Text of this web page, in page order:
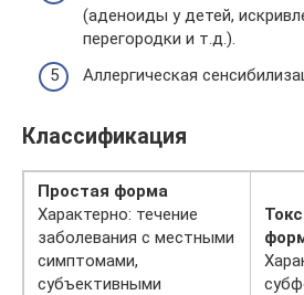
(аденоиды у детей,
перегородки и т.д.).
Аллергическая
Классификация
Простая форма
Характерно: течение
заболевания с местными
симптомами,
субъективными